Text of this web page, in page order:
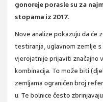
gonoreje porasle su za
stopama iz 2017.
Nove analize pokazuju da će
testiranja, uglavnom zemlje
vjerojatnije prijaviti značajno
kombinacija. To može biti
zemljama ograničen broj
u. Te bolnice često